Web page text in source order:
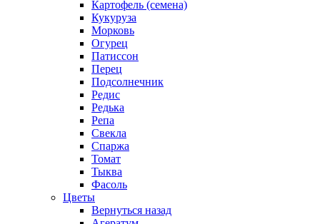
Картофель (семена)
Кукуруза
Морковь
Огурец
Патиссон
Перец
Подсолнечник
Редис
Редька
Репа
Свекла
Спаржа
Томат
Тыква
Фасоль
Цветы
Вернуться назад